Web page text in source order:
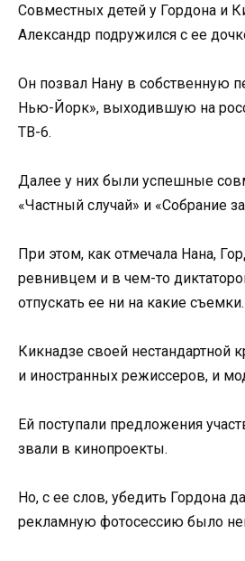
Совместных детей у Гордона и
Александр подружился с ее
Он позвал Нану в собственную
Нью-Йорк», выходившую на
ТВ-6.
Далее у них были успешные
«Частный случай» и «Собрание
При этом, как отмечала Нана,
ревнивцем и в чем-то
отпускать ее ни на какие съемки.
Кикнадзе своей нестандартной
и иностранных режиссеров, и
Ей поступали предложения
звали в кинопроекты.
Но, с ее слов, убедить Гордона
рекламную фотосессию было